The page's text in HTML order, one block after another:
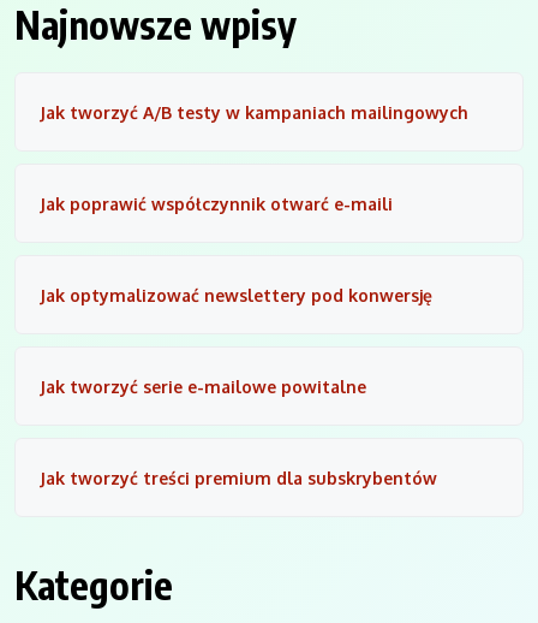
Najnowsze wpisy
Jak tworzyć A/B testy w kampaniach mailingowych
Jak poprawić współczynnik otwarć e-maili
Jak optymalizować newslettery pod konwersję
Jak tworzyć serie e-mailowe powitalne
Jak tworzyć treści premium dla subskrybentów
Kategorie